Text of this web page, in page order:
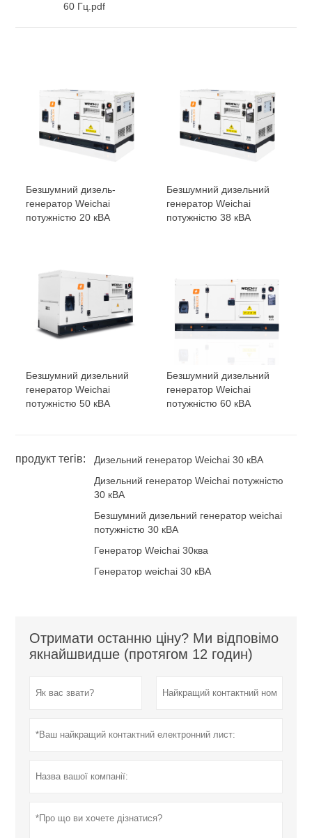
60 Гц.pdf
Безшумний дизель-
генератор Weichai
потужністю 20 кВА
Безшумний дизельний
генератор Weichai
потужністю 38 кВА
Безшумний дизельний
генератор Weichai
потужністю 50 кВА
Безшумний дизельний
генератор Weichai
потужністю 60 кВА
продукт тегів:
Дизельний генератор Weichai 30 кВА
Дизельний генератор Weichai потужністю
30 кВА
Безшумний дизельний генератор weichai
потужністю 30 кВА
Генератор Weichai 30ква
Генератор weichai 30 кВА
Отримати останню ціну? Ми відповімо
якнайшвидше (протягом 12 годин)